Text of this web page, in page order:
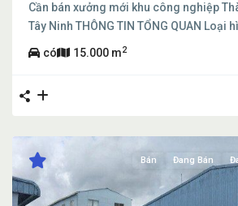
Cần bán xưởng mới khu công nghiệp
Tây Ninh THÔNG TIN TỔNG QUAN Loại
có 15.000 m2
Bán Đang Bán